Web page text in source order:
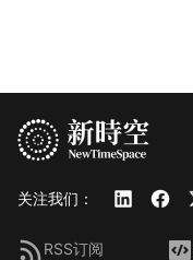
关注我们：
RSS订阅